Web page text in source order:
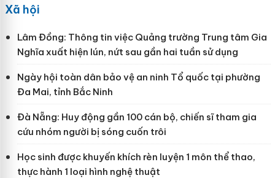
Xã hội
Lâm Đồng: Thông tin việc Quảng trường Trung tâm Gia
Nghĩa xuất hiện lún, nứt sau gần hai tuần sử dụng
Ngày hội toàn dân bảo vệ an ninh Tổ quốc tại phường
Đa Mai, tỉnh Bắc Ninh
Đà Nẵng: Huy động gần 100 cán bộ, chiến sĩ tham gia
cứu nhóm người bị sóng cuốn trôi
Học sinh được khuyến khích rèn luyện 1 môn thể thao,
thực hành 1 loại hình nghệ thuật